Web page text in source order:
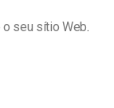
seu sítio Web.